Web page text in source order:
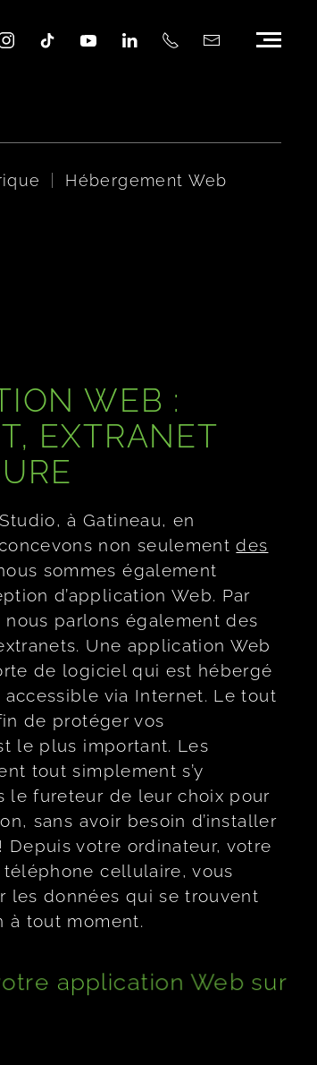
Hébergement Web
WEB :
EXTRANET
à Gatineau, en
non seulementdes
sommes également
d’application Web. Par
parlons également des
Une application Web
de logiciel qui est hébergé
via Internet. Le tout
de protéger vos
le plus important. Les
tout simplement s’y
le fureteur de leur choix pour
sans avoir besoin d’installer
Depuis votre ordinateur, votre
cellulaire, vous
les données qui se trouvent
à tout moment.
application Web sur